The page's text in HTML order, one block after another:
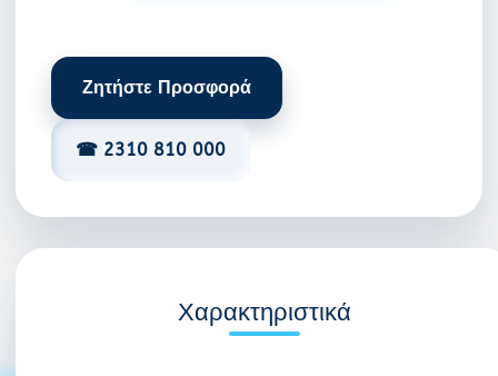
Ζητήστε Προσφορά
☎ 2310 810 000
Χαρακτηριστικά